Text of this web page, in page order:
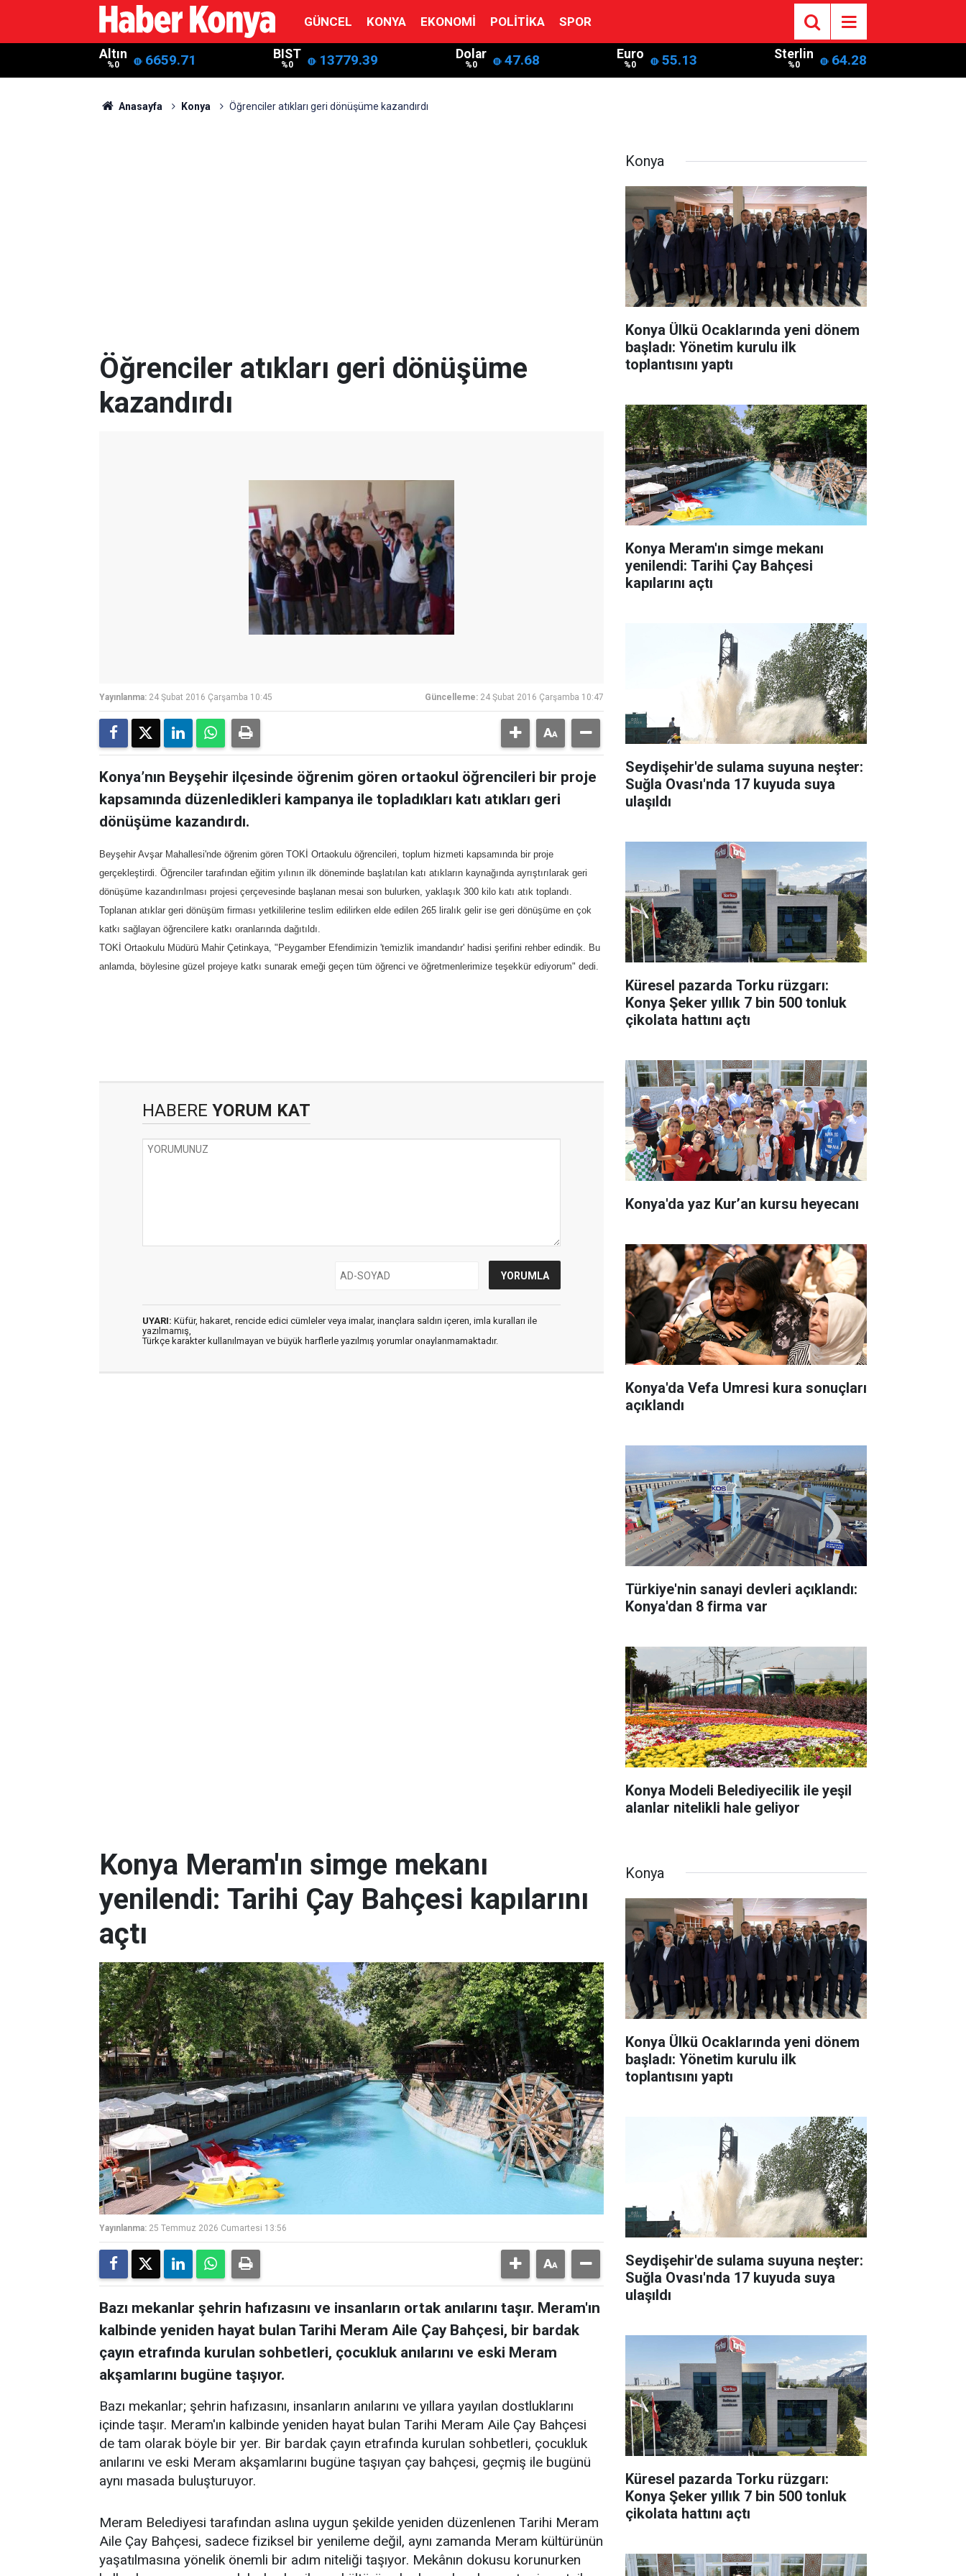
GÜNCEL KONYA EKONOMI POLITIKA SPOR
Altın
%0 6659.71 BIST
%0 13779.39 Dolar
%0 47.68 Euro
%0 55.13 Sterlin
%0 64.28
Anasayfa Konya Öğrenciler atıkları geri dönüşüme kazandırdı
Öğrenciler atıkları geri dönüşüme
kazandırdı
Yayınlanma: 24 Şubat 2016 Çarşamba 10:45 Güncelleme: 24 Şubat 2016 Çarşamba 10:47
Konya’nın Beyşehir ilçesinde öğrenim gören ortaokul öğrencileri bir proje
kapsamında düzenledikleri kampanya ile topladıkları katı atıkları geri
dönüşüme kazandırdı.
Beyşehir Avşar Mahallesi'nde öğrenim gören TOKİ Ortaokulu öğrencileri, toplum hizmeti kapsamında bir proje
gerçekleştirdi. Öğrenciler tarafından eğitim yılının ilk döneminde başlatılan katı atıkların kaynağında ayrıştırılarak geri
dönüşüme kazandırılması projesi çerçevesinde başlanan mesai son bulurken, yaklaşık 300 kilo katı atık toplandı.
Toplanan atıklar geri dönüşüm firması yetkililerine teslim edilirken elde edilen 265 liralık gelir ise geri dönüşüme en çok
katkı sağlayan öğrencilere katkı oranlarında dağıtıldı.
TOKİ Ortaokulu Müdürü Mahir Çetinkaya, "Peygamber Efendimizin 'temizlik imandandır' hadisi şerifini rehber edindik. Bu
anlamda, böylesine güzel projeye katkı sunarak emeği geçen tüm öğrenci ve öğretmenlerimize teşekkür ediyorum" dedi.
HABERE YORUM KAT
UYARI: Küfür, hakaret, rencide edici cümleler veya imalar, inançlara saldırı içeren, imla kuralları ile
yazılmamış,
Türkçe karakter kullanılmayan ve büyük harflerle yazılmış yorumlar onaylanmamaktadır.
Konya
Konya Ülkü Ocaklarında yeni dönem
başladı: Yönetim kurulu ilk
toplantısını yaptı
Konya Meram'ın simge mekanı
yenilendi: Tarihi Çay Bahçesi
kapılarını açtı
Seydişehir'de sulama suyuna neşter:
Suğla Ovası'nda 17 kuyuda suya
ulaşıldı
Küresel pazarda Torku rüzgarı:
Konya Şeker yıllık 7 bin 500 tonluk
çikolata hattını açtı
Konya'da yaz Kur’an kursu heyecanı
Konya'da Vefa Umresi kura sonuçları
açıklandı
Türkiye'nin sanayi devleri açıklandı:
Konya'dan 8 firma var
Konya Modeli Belediyecilik ile yeşil
alanlar nitelikli hale geliyor
Konya Meram'ın simge mekanı
yenilendi: Tarihi Çay Bahçesi kapılarını
açtı
Yayınlanma: 25 Temmuz 2026 Cumartesi 13:56
Bazı mekanlar şehrin hafızasını ve insanların ortak anılarını taşır. Meram'ın
kalbinde yeniden hayat bulan Tarihi Meram Aile Çay Bahçesi, bir bardak
çayın etrafında kurulan sohbetleri, çocukluk anılarını ve eski Meram
akşamlarını bugüne taşıyor.
Bazı mekanlar; şehrin hafızasını, insanların anılarını ve yıllara yayılan dostluklarını
içinde taşır. Meram'ın kalbinde yeniden hayat bulan Tarihi Meram Aile Çay Bahçesi
de tam olarak böyle bir yer. Bir bardak çayın etrafında kurulan sohbetleri, çocukluk
anılarını ve eski Meram akşamlarını bugüne taşıyan çay bahçesi, geçmiş ile bugünü
aynı masada buluşturuyor.
Meram Belediyesi tarafından aslına uygun şekilde yeniden düzenlenen Tarihi Meram
Aile Çay Bahçesi, sadece fiziksel bir yenileme değil, aynı zamanda Meram kültürünün
yaşatılmasına yönelik önemli bir adım niteliği taşıyor. Mekânın dokusu korunurken
Konya
Konya Ülkü Ocaklarında yeni dönem
başladı: Yönetim kurulu ilk
toplantısını yaptı
Seydişehir'de sulama suyuna neşter:
Suğla Ovası'nda 17 kuyuda suya
ulaşıldı
Küresel pazarda Torku rüzgarı:
Konya Şeker yıllık 7 bin 500 tonluk
çikolata hattını açtı